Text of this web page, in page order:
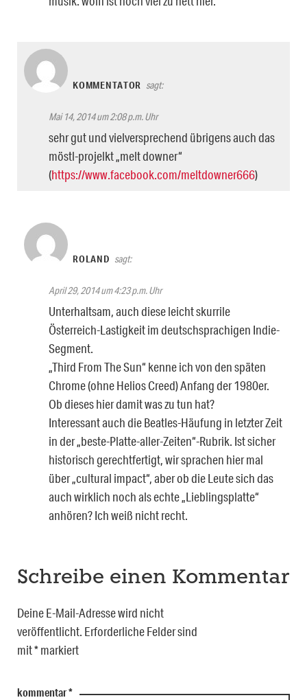
KOMMENTATOR sagt:
Mai 14, 2014 um 2:08 p.m. Uhr
sehr gut und vielversprechend übrigens auch das
möstl-projelkt „melt downer“
(https://www.facebook.com/meltdowner666)
ROLAND sagt:
April 29, 2014 um 4:23 p.m. Uhr
Unterhaltsam, auch diese leicht skurrile
Österreich-Lastigkeit im deutschsprachigen Indie-
Segment.
„Third From The Sun“ kenne ich von den späten
Chrome (ohne Helios Creed) Anfang der 1980er.
Ob dieses hier damit was zu tun hat?
Interessant auch die Beatles-Häufung in letzter Zeit
in der „beste-Platte-aller-Zeiten“-Rubrik. Ist sicher
historisch gerechtfertigt, wir sprachen hier mal
über „cultural impact“, aber ob die Leute sich das
auch wirklich noch als echte „Lieblingsplatte“
anhören? Ich weiß nicht recht.
Schreibe einen Kommentar
Deine E-Mail-Adresse wird nicht
veröffentlicht. Erforderliche Felder sind
mit*markiert
kommentar*